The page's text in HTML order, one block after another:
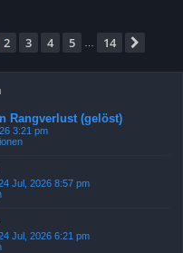
1von14
2 3 4 5 14
Rangverlust (gelöst)
3:21 pm
Jul, 2026 8:57 pm
Jul, 2026 6:21 pm